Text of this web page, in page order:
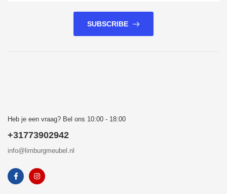
SUBSCRIBE
Heb je een vraag? Bel ons 10:00 - 18:00
+31773902942
info@limburgmeubel.nl